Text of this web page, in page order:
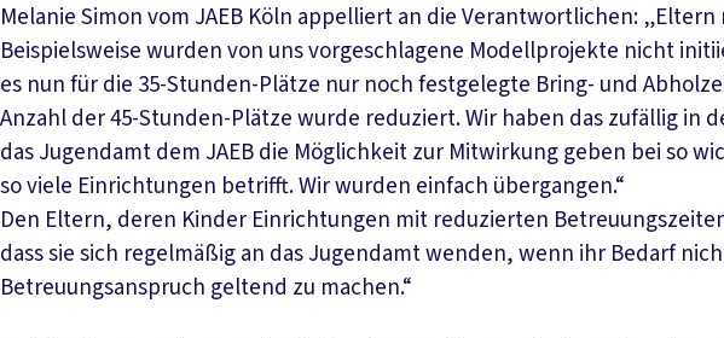
Melanie Simon vom JAEB Köln appelliert an die Verantwortlichen:
Beispielsweise wurden von uns vorgeschlagene Modellprojekte nicht
es nun für die 35-Stunden-Plätze nur noch festgelegte Bring- und
Anzahl der 45-Stunden-Plätze wurde reduziert. Wir haben das zufällig in
das Jugendamt dem JAEB die Möglichkeit zur Mitwirkung geben bei so
so viele Einrichtungen betrifft. Wir wurden einfach übergangen.“
Den Eltern, deren Kinder Einrichtungen mit reduzierten
dass sie sich regelmäßig an das Jugendamt wenden, wenn ihr Bedarf
Betreuungsanspruch geltend zu machen.“